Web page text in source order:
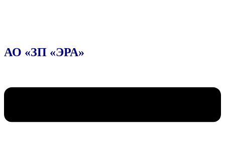
АО «ЗП «ЭРА»